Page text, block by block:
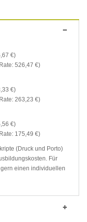
€)
526,47 €)
€)
263,23 €)
€)
175,49 €)
(Druck und Porto)
Für
einen individuellen